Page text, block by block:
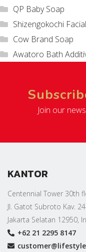
QP Baby Soap
Shizengokochi
Cow Brand Soap
Awatoro Bath
Join our
KANTOR
Centennial Tower 30th
Jl. Gatot Subroto Kav.
Jakarta Selatan 12950,
+62 21 2295 8147